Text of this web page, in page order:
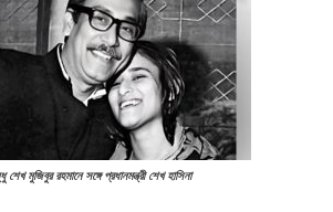
শেখ মুজিবুর রহমানে সঙ্গে প্রধানমন্ত্রী শেখ হাসিনা